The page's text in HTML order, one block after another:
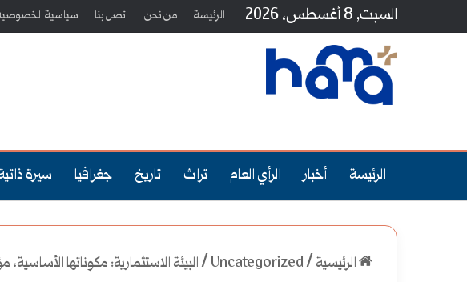
السبت, 8 أغسطس، 2026 الرئيسة من نحن اتصل بنا سياسية
الرئيسة أخبار الرأي العام تراث تاريخ جغرافيا سيرة
الرئيسية /
Uncategorized
/البيئة الاستثمارية: مكوناتها